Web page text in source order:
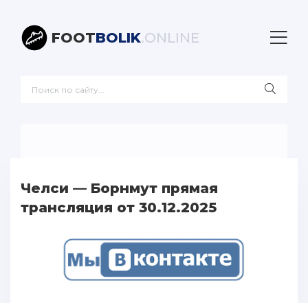
FOOTBOLIK.ONLINE
Челси — Борнмут прямая
трансляция от 30.12.2025